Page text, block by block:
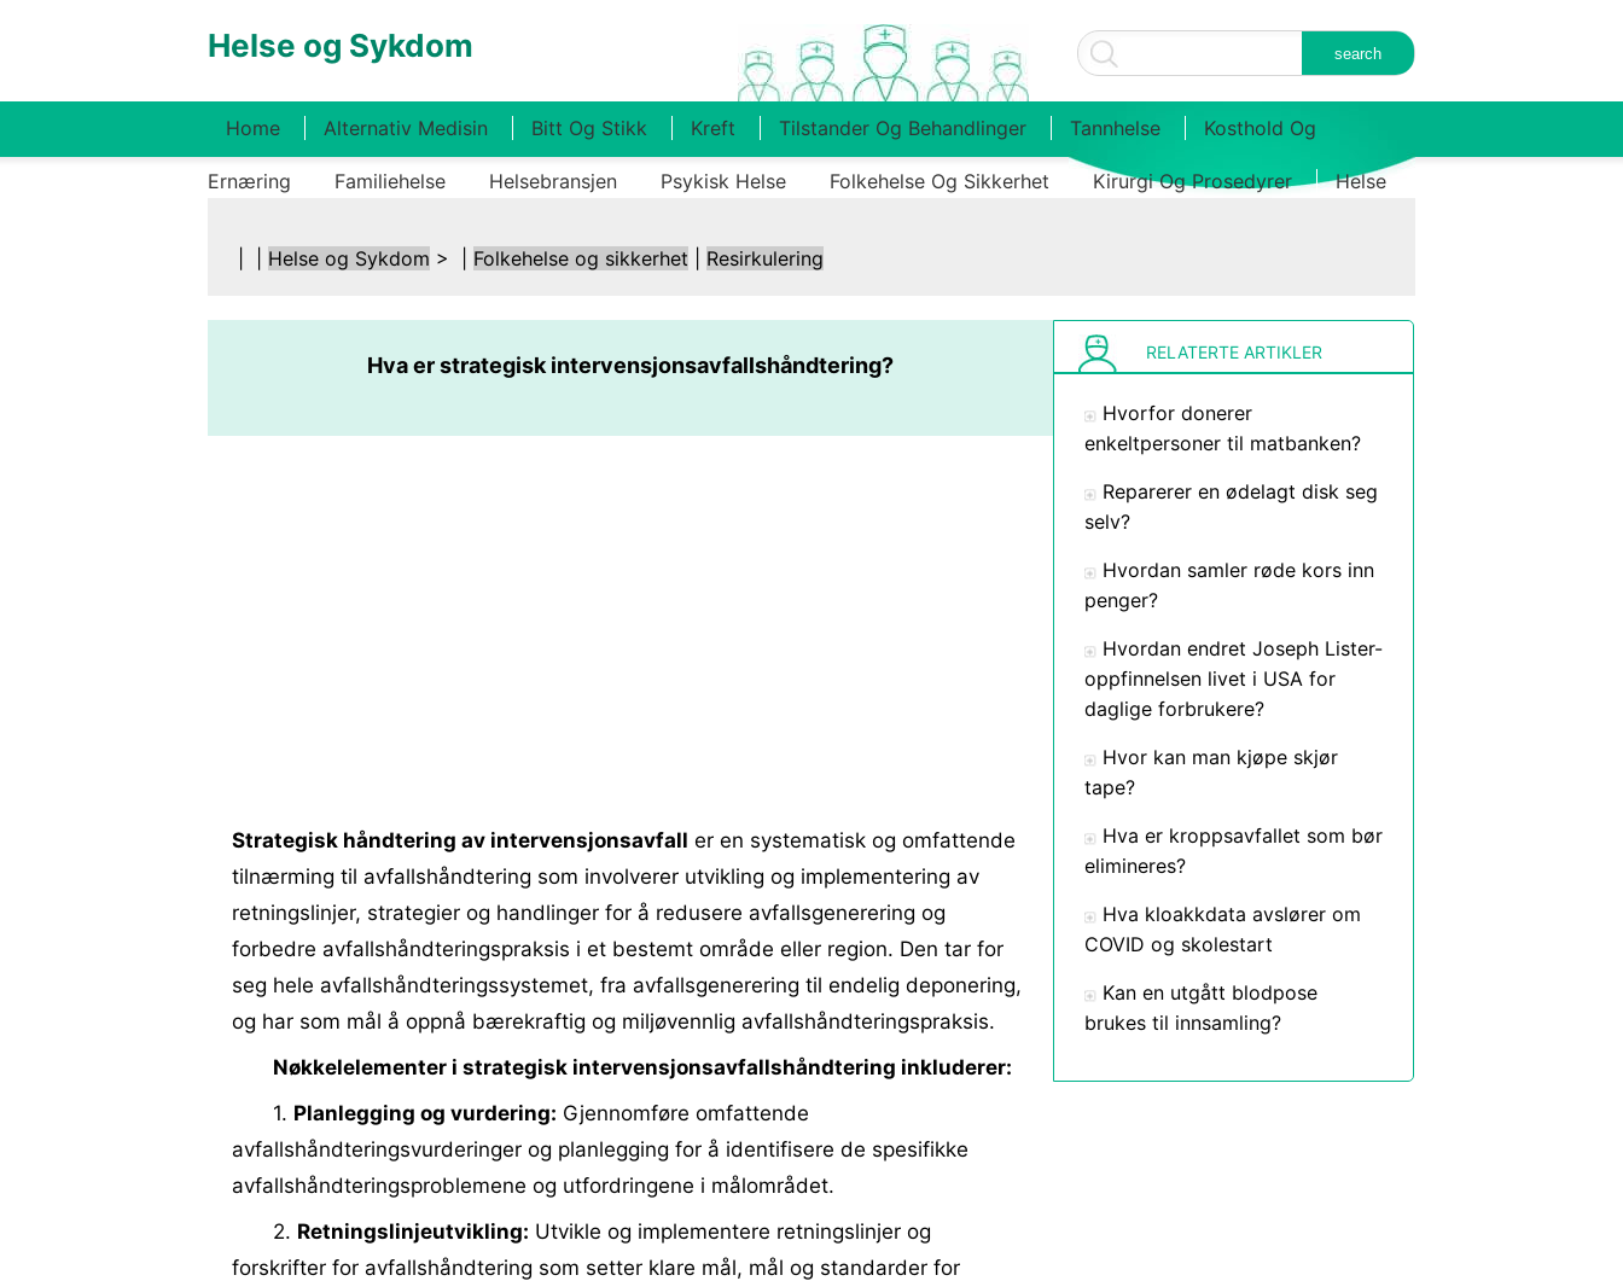
Helse og Sykdom
Home Alternativ Medisin Bitt Og Stikk Kreft Tilstander Og Behandlinger Tannhelse Kosthold Og
Ernæring Familiehelse Helsebransjen Psykisk Helse Folkehelse Og Sikkerhet Kirurgi Og Prosedyrer Helse
Helse og Sykdom > | Folkehelse og sikkerhet Resirkulering
Hva er strategisk intervensjonsavfallshåndtering?
Strategisk håndtering av intervensjonsavfall er en systematisk og omfattende
tilnærming til avfallshåndtering som involverer utvikling og implementering av
retningslinjer, strategier og handlinger for å redusere avfallsgenerering og
forbedre avfallshåndteringspraksis i et bestemt område eller region. Den tar for
seg hele avfallshåndteringssystemet, fra avfallsgenerering til endelig deponering,
og har som mål å oppnå bærekraftig og miljøvennlig avfallshåndteringspraksis.
Nøkkelelementer i strategisk intervensjonsavfallshåndtering inkluderer:
1. Planlegging og vurdering: Gjennomføre omfattende
avfallshåndteringsvurderinger og planlegging for å identifisere de spesifikke
avfallshåndteringsproblemene og utfordringene i målområdet.
2. Retningslinjeutvikling: Utvikle og implementere retningslinjer og
forskrifter for avfallshåndtering som setter klare mål, mål og standarder for
RELATERTE ARTIKLER
Hvorfor donerer
enkeltpersoner til matbanken?
Reparerer en ødelagt disk seg
selv?
Hvordan samler røde kors inn
penger?
Hvordan endret Joseph Lister-
oppfinnelsen livet i USA for
daglige forbrukere?
Hvor kan man kjøpe skjør
tape?
Hva er kroppsavfallet som bør
elimineres?
Hva kloakkdata avslører om
COVID og skolestart
Kan en utgått blodpose
brukes til innsamling?